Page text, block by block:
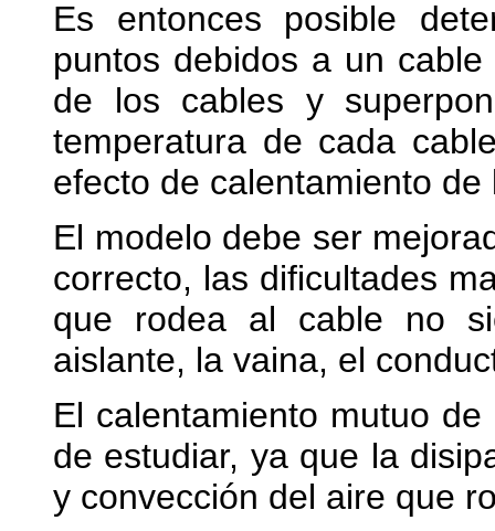
Es entonces posible
puntos debidos a un
de los cables y
temperatura de cada
efecto de calentamiento
El modelo debe ser
correcto, las dificultades
que rodea al cable no
aislante, la vaina, el
El calentamiento mutuo
de estudiar, ya que la
y convección del aire que